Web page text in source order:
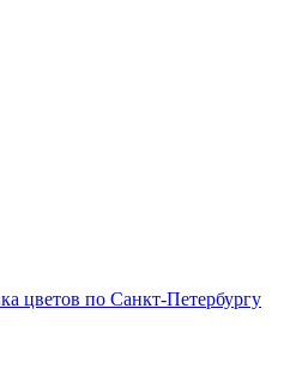
цветов по Санкт-Петербургу